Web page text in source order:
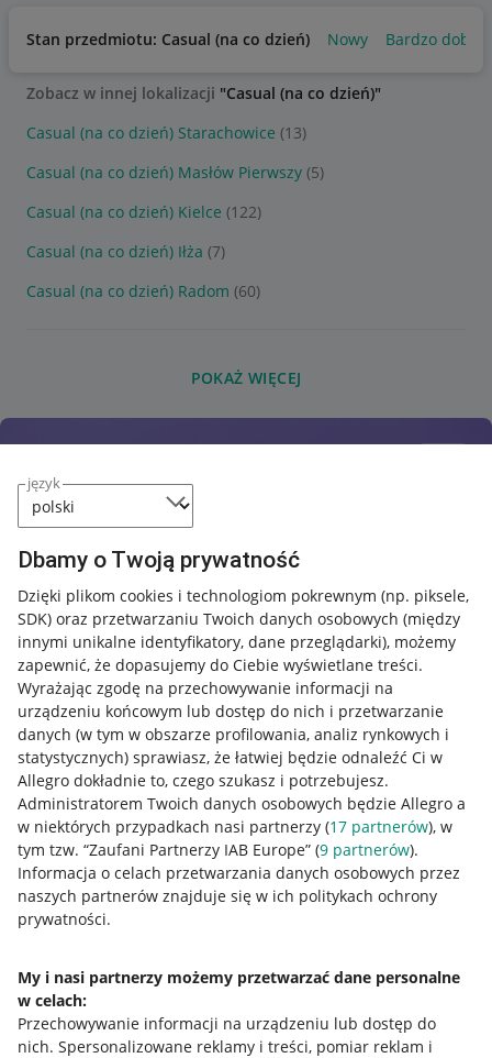
język
Dbamy o Twoją prywatność
Dzięki plikom cookies i technologiom pokrewnym (np. piksele,
SDK) oraz przetwarzaniu Twoich danych osobowych (między
innymi unikalne identyfikatory, dane przeglądarki), możemy
zapewnić, że dopasujemy do Ciebie wyświetlane treści.
Wyrażając zgodę na przechowywanie informacji na
urządzeniu końcowym lub dostęp do nich i przetwarzanie
danych (w tym w obszarze profilowania, analiz rynkowych i
statystycznych) sprawiasz, że łatwiej będzie odnaleźć Ci w
Allegro dokładnie to, czego szukasz i potrzebujesz.
Administratorem Twoich danych osobowych będzie Allegro a
w niektórych przypadkach nasi partnerzy (17 partnerów), w
tym tzw. “Zaufani Partnerzy IAB Europe” (9 partnerów).
Informacja o celach przetwarzania danych osobowych przez
naszych partnerów znajduje się w ich politykach ochrony
prywatności.
My i nasi partnerzy możemy przetwarzać dane personalne
w celach:
Przechowywanie informacji na urządzeniu lub dostęp do
nich. Spersonalizowane reklamy i treści, pomiar reklam i
Stan przedmiotu: Casual (na co dzień) Nowy Bardzo dobry
Zobacz w innej lokalizacji "Casual (na co dzień)"
Casual (na co dzień) Starachowice (13)
Casual (na co dzień) Masłów Pierwszy (5)
Casual (na co dzień) Kielce (122)
Casual (na co dzień) Iłża (7)
Casual (na co dzień) Radom (60)
POKAŻ WIĘCEJ
Przydatne informacje
Jak to działa
Allegro Gadane dla sprzedających
Allegro Gadane dla kupujących